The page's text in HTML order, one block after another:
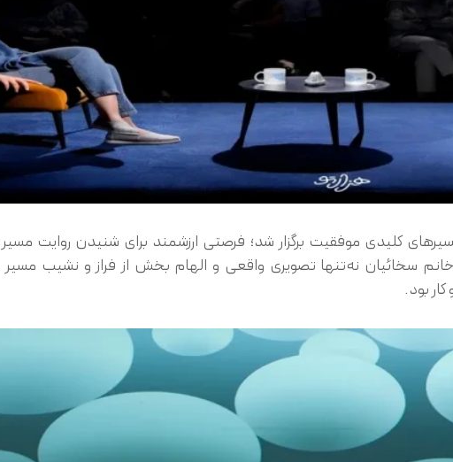
کلیدی موفقیت برگزار شد؛ فرصتی ارزشمند برای شنیدن روایت مسیر
سخائیان نه‌تنها تصویری واقعی و الهام بخش از فراز و نشیب مسیر
بود.